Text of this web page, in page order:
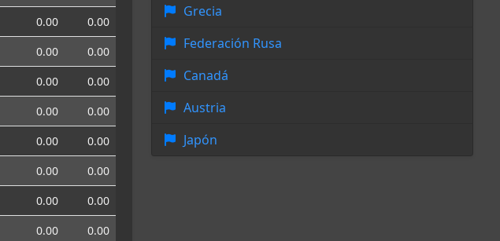
0.00
0.00
0.00
0.00
0.00
0.00
0.00
0.00
0.00
0.00
0.00
0.00
0.00
0.00
0.00 0.00
Grecia
Federación Rusa
Canadá
Austria
Japón